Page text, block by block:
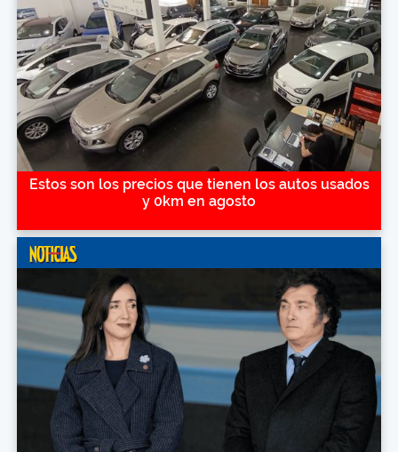
Estos son los precios que tienen los autos usados
y 0km en agosto